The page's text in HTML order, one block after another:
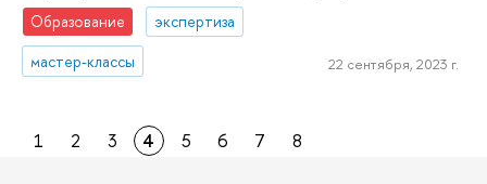
Образование
экспертиза
мастер-классы
22 сентября, 2023 г.
1 2 3 4 5 6 7 8